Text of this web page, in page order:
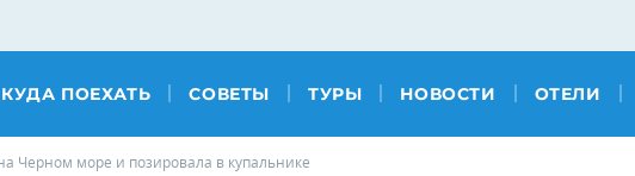
КУДА ПОЕХАТЬ СОВЕТЫ ТУРЫ НОВОСТИ ОТЕЛИ
Черном море и позировала в купальнике